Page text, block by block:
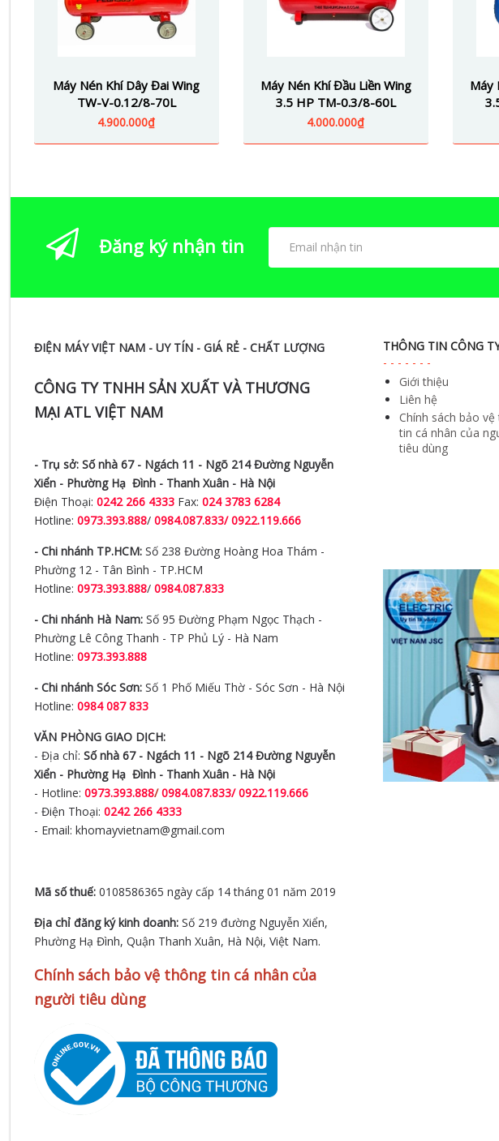
Máy Nén Khí Dây Đai Wing
TW-V-0.12/8-70L
4.900.000₫
Máy Nén Khí Đầu Liền Wing
3.5 HP TM-0.3/8-60L
4.000.000₫
Máy
Đăng ký nhận tin
ĐIỆN MÁY VIỆT NAM - UY TÍN - GIÁ RẺ - CHẤT LƯỢNG
CÔNG TY TNHH SẢN XUẤT VÀ THƯƠNG
MẠI ATL VIỆT NAM
- Trụ sở: Số nhà 67 - Ngách 11 - Ngõ 214 Đường Nguyễn
Xiển - Phường Hạ Đình - Thanh Xuân - Hà Nội
Điện Thoại: 0242 266 4333Fax: 024 3783 6284
Hotline: 0973.393.888/ 0984.087.833/ 0922.119.666
- Chi nhánh TP.HCM:Số 238 Đường Hoàng Hoa Thám -
Phường 12 - Tân Bình - TP.HCM
Hotline: 0973.393.888/ 0984.087.833
- Chi nhánh Hà Nam:Số 95 Đường Phạm Ngọc Thạch -
Phường Lê Công Thanh - TP Phủ Lý - Hà Nam
Hotline: 0973.393.888
- Chi nhánh Sóc Sơn:Số 1 Phố Miếu Thờ - Sóc Sơn - Hà Nội
Hotline: 0984 087 833
VĂN PHÒNG GIAO DỊCH:
- Địa chỉ: Số nhà 67 - Ngách 11 - Ngõ 214 Đường Nguyễn
Xiển - Phường Hạ Đình - Thanh Xuân - Hà Nội
- Hotline: 0973.393.888/ 0984.087.833/ 0922.119.666
- Điện Thoại: 0242 266 4333
- Email: khomayvietnam@gmail.com
Mã số thuế: 0108586365 ngày cấp 14 tháng 01 năm 2019
Địa chỉ đăng ký kinh doanh: Số 219 đường Nguyễn Xiển,
Phường Hạ Đình, Quận Thanh Xuân, Hà Nội, Việt Nam.
Chính sách bảo vệ thông tin cá nhân của
người tiêu dùng
THÔNG TIN CÔNG
Giới thiệu
Liên hệ
Chính sách bảo
tin cá nhân của
tiêu dùng